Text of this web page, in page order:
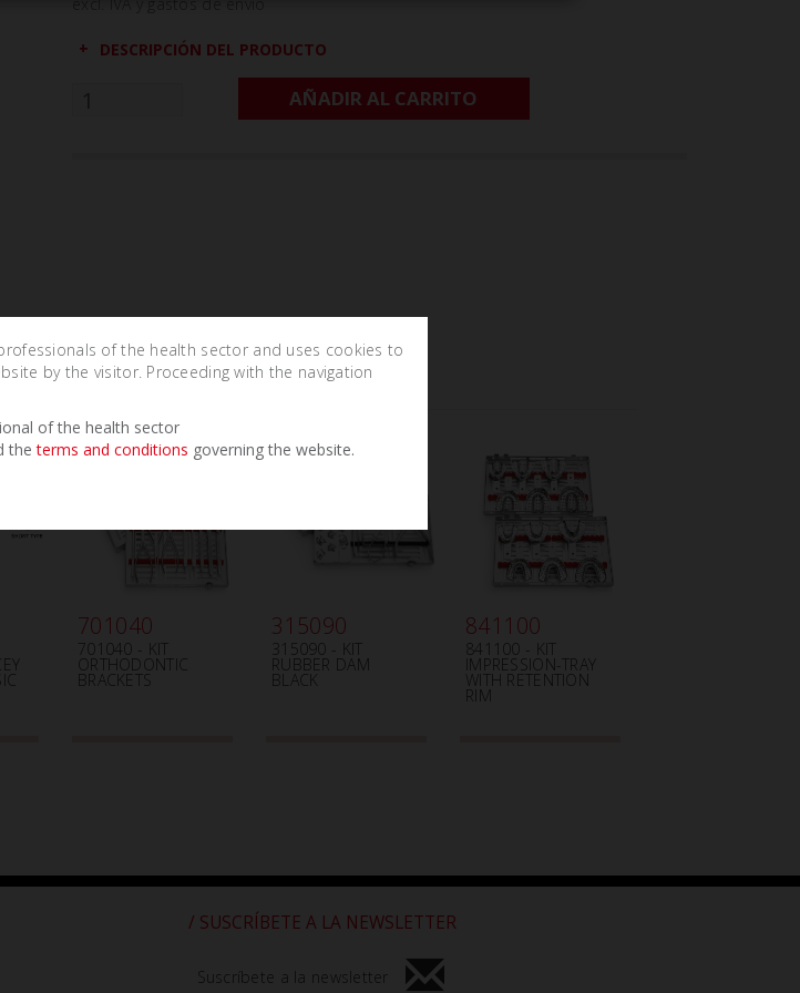
DESCRIPCIÓN DEL PRODUCTO
AÑADIR AL CARRITO
Related Products
701040
701040 - KIT
ORTHODONTIC
BRACKETS
315090
315090 - KIT
RUBBER DAM
BLACK
841100
841100 - KIT
IMPRESSION-TRAY
WITH RETENTION
RIM
/ SUSCRÍBETE A LA NEWSLETTER
Suscríbete a la newsletter
of the health sector and uses cookies to
by the visitor. Proceeding with the navigation
of the health sector
theterms and conditions governing the website.